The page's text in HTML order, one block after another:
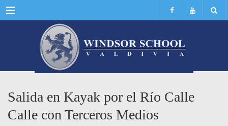
Menu
Salida en Kayak por el Río Calle
Calle con Terceros Medios